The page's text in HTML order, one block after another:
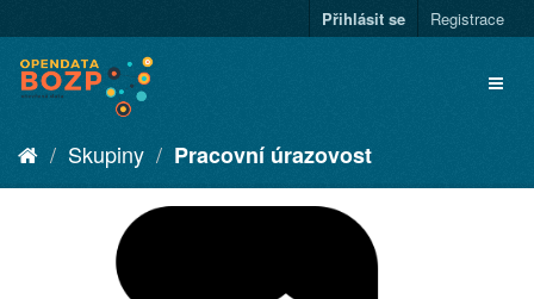
Přihlásit se Registrace
Skupiny Pracovní úrazovost